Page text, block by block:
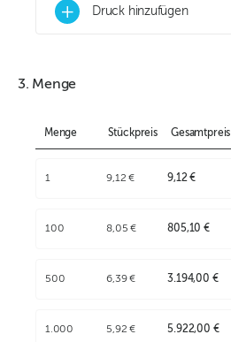
+ Druck hinzufügen
3. Menge
Menge Stückpreis Gesamtpreis
1 9,12 € 9,12 €
100 8,05 € 805,10 €
500 6,39 € 3.194,00 €
1.000 5,92 € 5.922,00 €